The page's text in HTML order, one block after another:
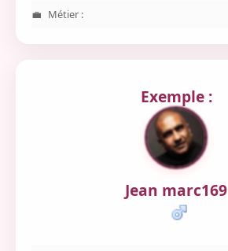
Métier :
Exemple :
Jean marc169